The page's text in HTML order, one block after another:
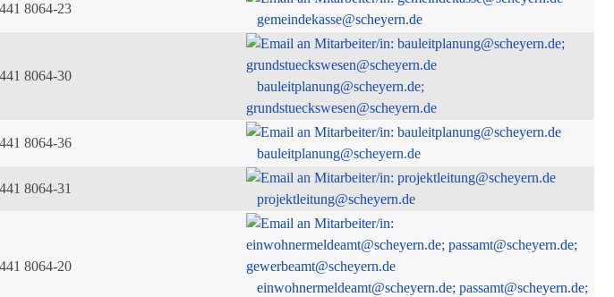
8064-23
gemeindekasse@scheyern.de
8064-30
bauleitplanung@scheyern.de;
grundstueckswesen@scheyern.de
8064-36
bauleitplanung@scheyern.de
8064-31
projektleitung@scheyern.de
8064-20
einwohnermeldeamt@scheyern.de; passamt@scheyern.de;